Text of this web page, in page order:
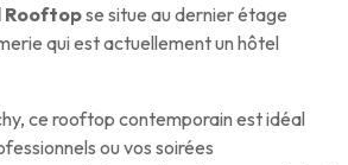
Rooftopse situe au dernier étage
qui est actuellement un hôtel
ce rooftop contemporain est idéal
ou vos soirées